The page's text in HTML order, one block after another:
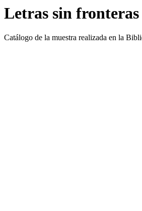
Letras sin fronteras
Catálogo de la muestra realizada en la